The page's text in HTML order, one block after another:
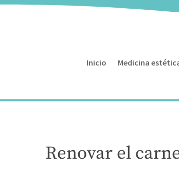
Inicio Medicina
Renovar el